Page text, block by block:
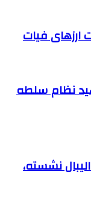
ارزهای فیات
نظام سلطه
نشسته،